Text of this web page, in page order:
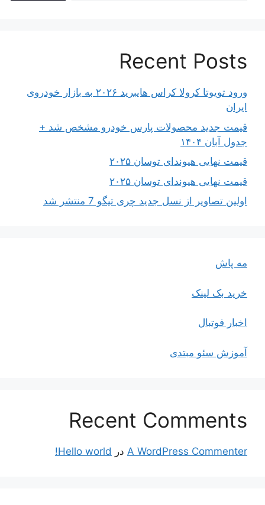
Recent Posts
ورود تویوتا کرولا کراس هایبرید ۲۰۲۶ به بازار خودروی
ایران
قیمت جدید محصولات پارس خودرو مشخص شد +
جدول آبان ۱۴۰۴
قیمت نهایی هیوندای توسان ۲۰۲۵
قیمت نهایی هیوندای توسان ۲۰۲۵
اولین تصاویر از نسل جدید چری تیگو 7 منتشر شد
مه پاش
خرید بک لینک
اخبار فوتبال
آموزش سئو مبتدی
Recent Comments
A WordPress Commenter در Hello world!